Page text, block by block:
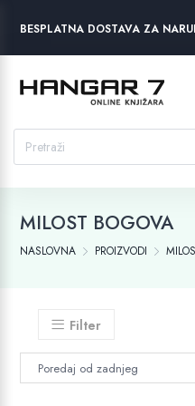
BESPLATNA DOSTAVA ZA
MILOST BOGOVA
NASLOVNA PROIZVODI
Filter